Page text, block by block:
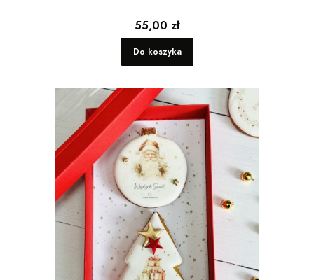
Cena
55,00 zł
Do koszyka